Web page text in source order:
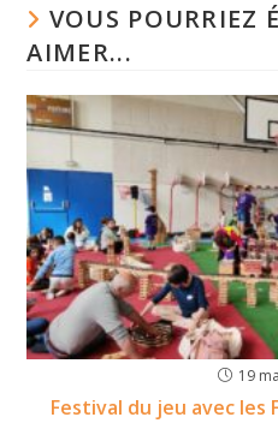
VOUS POURRIEZ
AIMER...
19
Festival du jeu avec les